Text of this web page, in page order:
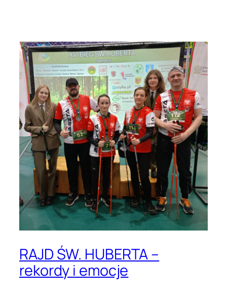
treści
RAJD ŚW. HUBERTA –
rekordy i emocje